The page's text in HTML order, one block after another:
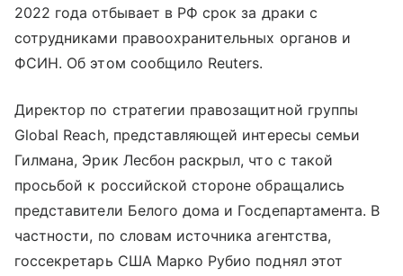
2022 года отбывает в РФ срок за драки с
сотрудниками правоохранительных органов и
ФСИН. Об этом сообщило Reuters.
Директор по стратегии правозащитной группы
Global Reach, представляющей интересы семьи
Гилмана, Эрик Лесбон раскрыл, что с такой
просьбой к российской стороне обращались
представители Белого дома и Госдепартамента. В
частности, по словам источника агентства,
госсекретарь США Марко Рубио поднял этот